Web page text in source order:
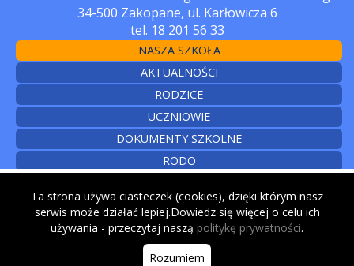
34-500 Zakopane, ul. Karłowicza 6
tel. 18 201 56 33
NASZA SZKOŁA
AKTUALNOŚCI
RODZICE
UCZNIOWIE
DOKUMENTY SZKOLNE
RODO
KONTAKT
© 2026
Ta strona używa ciasteczek (cookies), dzięki którym nasz
serwis może działać lepiej.Dowiedz się więcej o celu ich
używania - przeczytaj naszą politykę prywatności.
Rozumiem